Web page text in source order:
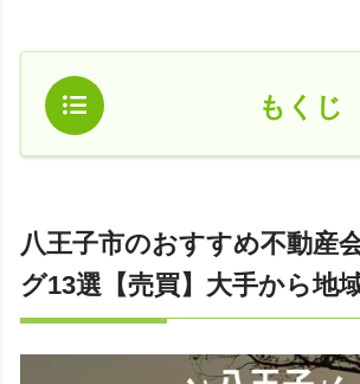
もくじ
八王子市のおすすめ不動産
グ13選【売買】大手から地